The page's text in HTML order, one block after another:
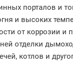
порталов и
и высоких
от коррозии и
отделки
котлов и